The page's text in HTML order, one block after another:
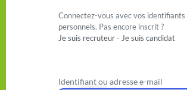
Connectez-vous avec vos identifiants
personnels. Pas encore inscrit ?
Je suis recruteur- Je suis candidat
Identifiant ou adresse e-mail